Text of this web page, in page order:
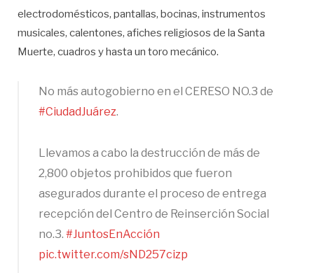
electrodomésticos, pantallas, bocinas, instrumentos
musicales, calentones, afiches religiosos de la Santa
Muerte, cuadros y hasta un toro mecánico.
No más autogobierno en el CERESO NO.3 de
#CiudadJuárez.
Llevamos a cabo la destrucción de más de
2,800 objetos prohibidos que fueron
asegurados durante el proceso de entrega
recepción del Centro de Reinserción Social
no.3. #JuntosEnAcción
pic.twitter.com/sND257cizp